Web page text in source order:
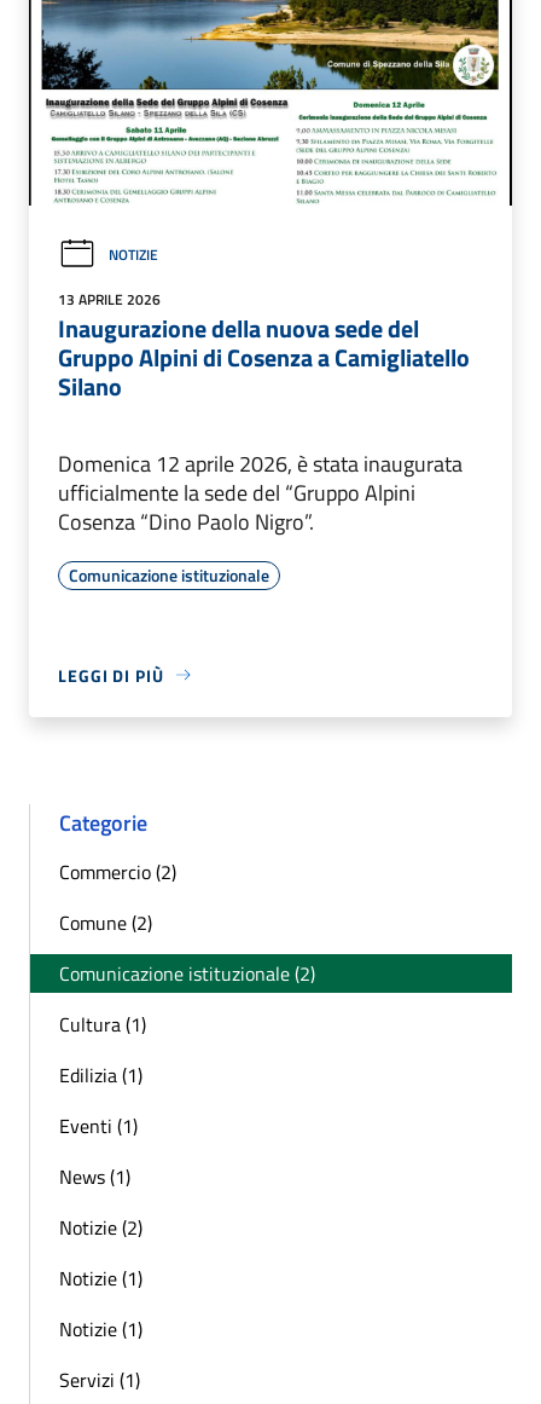
NOTIZIE
13 APRILE 2026
Inaugurazione della nuova sede del
Gruppo Alpini di Cosenza a Camigliatello
Silano
Domenica 12 aprile 2026, è stata inaugurata
ufficialmente la sede del “Gruppo Alpini
Cosenza “Dino Paolo Nigro”.
Comunicazione istituzionale
LEGGI DI PIÙ
Categorie
Commercio (2)
Comune (2)
Comunicazione istituzionale (2)
Cultura (1)
Edilizia (1)
Eventi (1)
News (1)
Notizie (2)
Notizie (1)
Notizie (1)
Servizi (1)